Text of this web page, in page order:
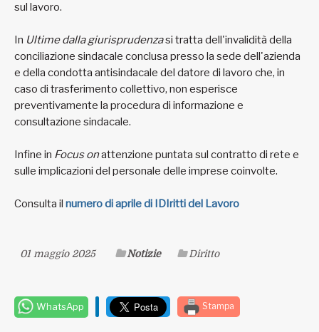
sul lavoro.
In Ultime dalla giurisprudenzasi tratta dell'invalidità della
conciliazione sindacale conclusa presso la sede dell'azienda
e della condotta antisindacale del datore di lavoro che, in
caso di trasferimento collettivo, non esperisce
preventivamente la procedura di informazione e
consultazione sindacale.
Infine in Focus onattenzione puntata sul contratto di rete e
sulle implicazioni del personale delle imprese coinvolte.
Consulta il numero di aprile di IDIritti del Lavoro
01 maggio 2025 Notizie Diritto
WhatsApp Stampa